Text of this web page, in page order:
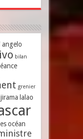
angelo
bilan
grenier
jirama lalao
océan